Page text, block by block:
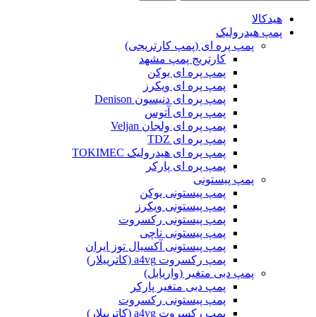
هیدکالا
پمپ هیدرولیک
پمپ پره ای (پمپ کارتریجی)
کارتریج پمپ مشهد
پمپ پره ای یوکن
پمپ پره ای ویکرز
پمپ پره ای دنیسون Denison
پمپ پره ای آتوس
پمپ پره ای ولجان Veljan
پمپ پره ای TDZ
پمپ پره ای هیدرولیک TOKIMEC
پمپ پره ای پارکر
پمپ پیستونی
پمپ پیستونی یوکن
پمپ پیستونی ویکرز
پمپ پیستونی رکسروت
پمپ پیستونی ناچی
پمپ پیستونی آکسیال توز ایران
پمپ رکسروت a4vg (کاترپیلار)
پمپ دبی متغیر (واریابل)
پمپ دبی متغیر پارکر
پمپ پیستونی رکسروت
پمپ رکسروت a4vg (کاترپیلار)